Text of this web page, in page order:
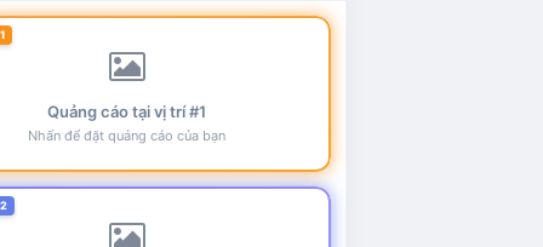
Quảng cáo tại vị trí #1
Nhấn để đặt quảng cáo của bạn